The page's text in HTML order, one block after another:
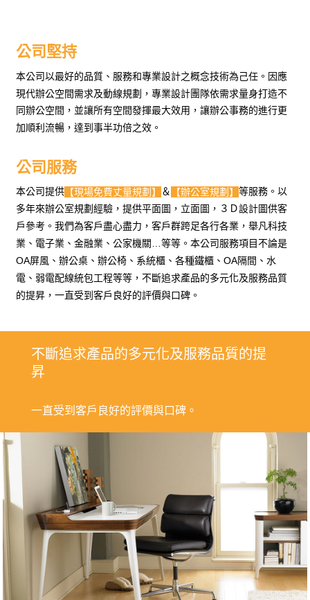
公司堅持
本公司以最好的品質、服務和專業設計之概念技術為己任。因應
現代辦公空間需求及動線規劃，專業設計團隊依需求量身打造不
同辦公空間，並讓所有空間發揮最大效用，讓辦公事務的進行更
加順利流暢，達到事半功倍之效。
公司服務
本公司提供 【現場免費丈量規劃】 ＆ 【辦公室規劃】等服務。以
多年來辦公室規劃經驗，提供平面圖，立面圖，３Ｄ設計圖供客
戶參考。我們為客戶盡心盡力，客戶群跨足各行各業，舉凡科技
業、電子業、金融業、公家機關…等等。本公司服務項目不論是
OA屏風、辦公桌、辦公椅、系統櫃、各種鐵櫃、OA隔間、水
電、弱電配線統包工程等等，不斷追求產品的多元化及服務品質
的提昇，一直受到客戶良好的評價與口碑。
不斷追求產品的多元化及服務品質的提
昇
一直受到客戶良好的評價與口碑。